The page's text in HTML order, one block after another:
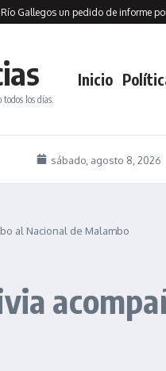
un pedido de informe por la
los días.
Inicio
sábado, agosto 8, 2026
al Nacional de Malambo